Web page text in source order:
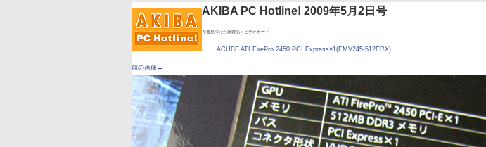
AKIBA PC Hotline! 2009年5月2日号
今週見つけた新製品：ビデオカード
ACUBE ATI FirePro 2450 PCI Express×1(FMV245-512ERX)
前の画像←